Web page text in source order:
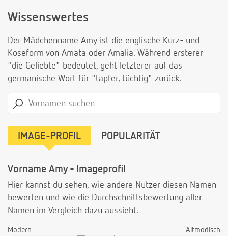
Wissenswertes
Der Mädchenname Amy ist die englische Kurz- und
Koseform von Amata oder Amalia. Während ersterer
"die Geliebte" bedeutet, geht letzterer auf das
germanische Wort für "tapfer, tüchtig" zurück.
IMAGE-PROFIL POPULARITÄT
Vorname Amy - Imageprofil
Hier kannst du sehen, wie andere Nutzer diesen Namen
bewerten und wie die Durchschnittsbewertung aller
Namen im Vergleich dazu aussieht.
Modern Altmodisch